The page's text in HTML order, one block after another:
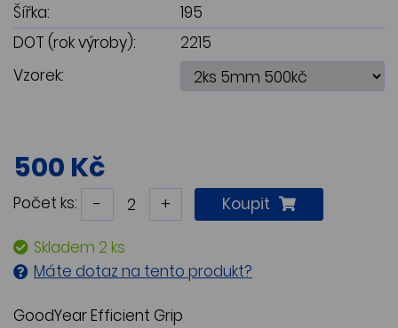
Šířka:
195
DOT (rok výroby):
2215
Vzorek:
500 Kč
Počet ks: - + Koupit
Skladem 2 ks
Máte dotaz na tento produkt?
GoodYear Efficient Grip